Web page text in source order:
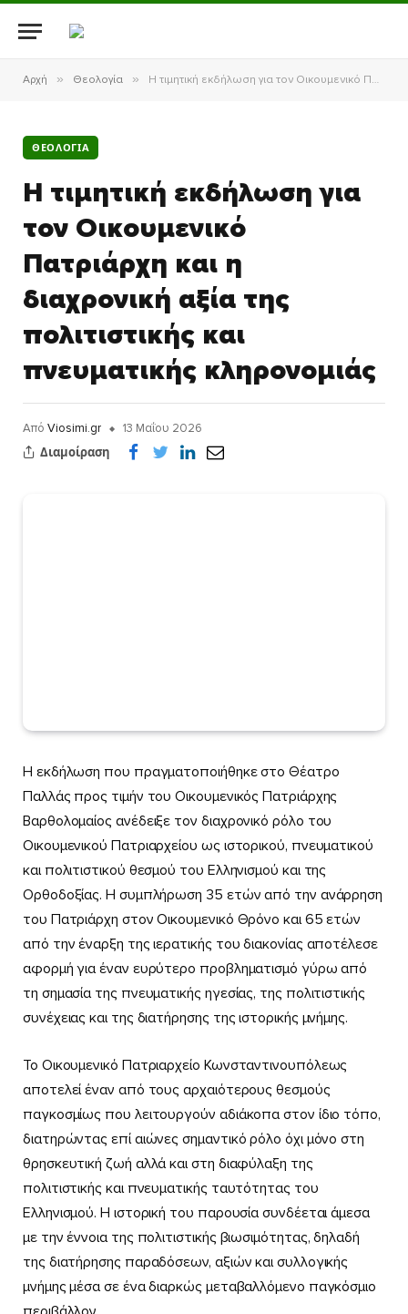
Αρχή » Θεολογία » Η τιμητική εκδήλωση για τον Οικουμενικό Πατριάρχη και η διαχρονική αξία της πολιτιστικής και πνευματικής κληρονομιάς
ΘΕΟΛΟΓΊΑ
Η τιμητική εκδήλωση για
τον Οικουμενικό
Πατριάρχη και η
διαχρονική αξία της
πολιτιστικής και
πνευματικής κληρονομιάς
Από Viosimi.gr
13 Μαΐου 2026
Διαμοίραση
Η εκδήλωση που πραγματοποιήθηκε στο Θέατρο
Παλλάς προς τιμήν του Οικουμενικός Πατριάρχης
Βαρθολομαίος ανέδειξε τον διαχρονικό ρόλο του
Οικουμενικού Πατριαρχείου ως ιστορικού, πνευματικού
και πολιτιστικού θεσμού του Ελληνισμού και της
Ορθοδοξίας. Η συμπλήρωση 35 ετών από την ανάρρηση
του Πατριάρχη στον Οικουμενικό Θρόνο και 65 ετών
από την έναρξη της ιερατικής του διακονίας αποτέλεσε
αφορμή για έναν ευρύτερο προβληματισμό γύρω από
τη σημασία της πνευματικής ηγεσίας, της πολιτιστικής
συνέχειας και της διατήρησης της ιστορικής μνήμης.
Το Οικουμενικό Πατριαρχείο Κωνσταντινουπόλεως
αποτελεί έναν από τους αρχαιότερους θεσμούς
παγκοσμίως που λειτουργούν αδιάκοπα στον ίδιο τόπο,
διατηρώντας επί αιώνες σημαντικό ρόλο όχι μόνο στη
θρησκευτική ζωή αλλά και στη διαφύλαξη της
πολιτιστικής και πνευματικής ταυτότητας του
Ελληνισμού. Η ιστορική του παρουσία συνδέεται άμεσα
με την έννοια της πολιτιστικής βιωσιμότητας, δηλαδή
της διατήρησης παραδόσεων, αξιών και συλλογικής
μνήμης μέσα σε ένα διαρκώς μεταβαλλόμενο παγκόσμιο